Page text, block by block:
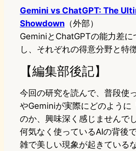
Gemini vs ChatGPT: The
Showdown （外部）
GeminiとChatGPTの能力差
し、それぞれの得意分野と特
【編集部後記】
今回の研究を読んで、普段使
やGeminiが実際にどのように
のか、興味深く感じませんで
何気なく使っているAIの背後
雑で美しい現象が起きている